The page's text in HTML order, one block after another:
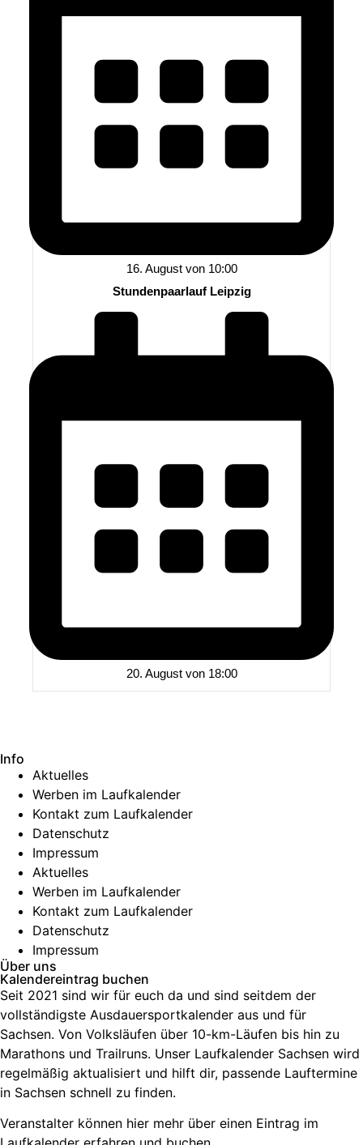
16. August von 10:00
Stundenpaarlauf Leipzig
20. August von 18:00
Info
Aktuelles
Werben im Laufkalender
Kontakt zum Laufkalender
Datenschutz
Impressum
Aktuelles
Werben im Laufkalender
Kontakt zum Laufkalender
Datenschutz
Impressum
Über uns
Kalendereintrag buchen
Seit 2021 sind wir für euch da und sind seitdem der
vollständigste Ausdauersportkalender aus und für
Sachsen. Von Volksläufen über 10-km-Läufen bis hin zu
Marathons und Trailruns. Unser Laufkalender Sachsen wird
regelmäßig aktualisiert und hilft dir, passende Lauftermine
in Sachsen schnell zu finden.
Veranstalter können hier mehr über einen Eintrag im